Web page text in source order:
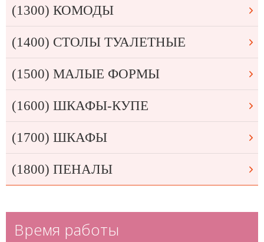
(1300) КОМОДЫ
(1400) СТОЛЫ ТУАЛЕТНЫЕ
(1500) МАЛЫЕ ФОРМЫ
(1600) ШКАФЫ-КУПЕ
(1700) ШКАФЫ
(1800) ПЕНАЛЫ
Время работы